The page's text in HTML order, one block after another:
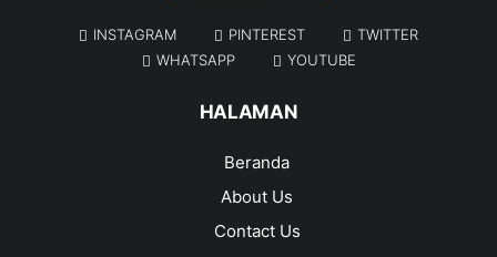
INSTAGRAM PINTEREST
TWITTER
WHATSAPP
YOUTUBE
HALAMAN
Beranda
About Us
Contact Us